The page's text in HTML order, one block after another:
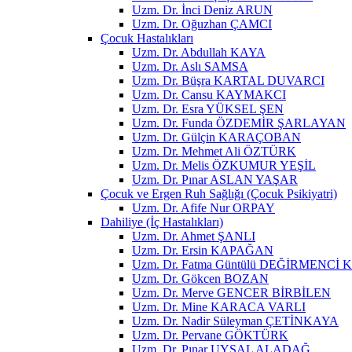
Uzm. Dr. İnci Deniz ARUN
Uzm. Dr. Oğuzhan ÇAMCI
Çocuk Hastalıkları
Uzm. Dr. Abdullah KAYA
Uzm. Dr. Aslı SAMSA
Uzm. Dr. Büşra KARTAL DUVARCI
Uzm. Dr. Cansu KAYMAKCI
Uzm. Dr. Esra YÜKSEL ŞEN
Uzm. Dr. Funda ÖZDEMİR ŞARLAYAN
Uzm. Dr. Gülçin KARAÇOBAN
Uzm. Dr. Mehmet Ali ÖZTÜRK
Uzm. Dr. Melis ÖZKUMUR YEŞİL
Uzm. Dr. Pınar ASLAN YAŞAR
Çocuk ve Ergen Ruh Sağlığı (Çocuk Psikiyatri)
Uzm. Dr. Afife Nur ORPAY
Dahiliye (İç Hastalıkları)
Uzm. Dr. Ahmet ŞANLI
Uzm. Dr. Ersin KAPAĞAN
Uzm. Dr. Fatma Güntülü DEĞİRMENCİ
Uzm. Dr. Gökcen BOZAN
Uzm. Dr. Merve GENCER BİRBİLEN
Uzm. Dr. Mine KARACA VARLI
Uzm. Dr. Nadir Süleyman ÇETİNKAYA
Uzm. Dr. Pervane GÖKTÜRK
Uzm. Dr. Pınar UYSAL ALADAĞ